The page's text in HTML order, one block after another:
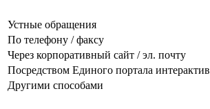
Устные обращения
По телефону / факсу
Через корпоративный сайт / эл. почту
Посредством Единого портала
Другими способами